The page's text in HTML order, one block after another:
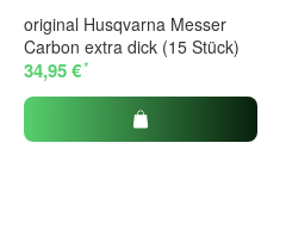
original Husqvarna Messer
Carbon extra dick (15 Stück)
34,95 €*